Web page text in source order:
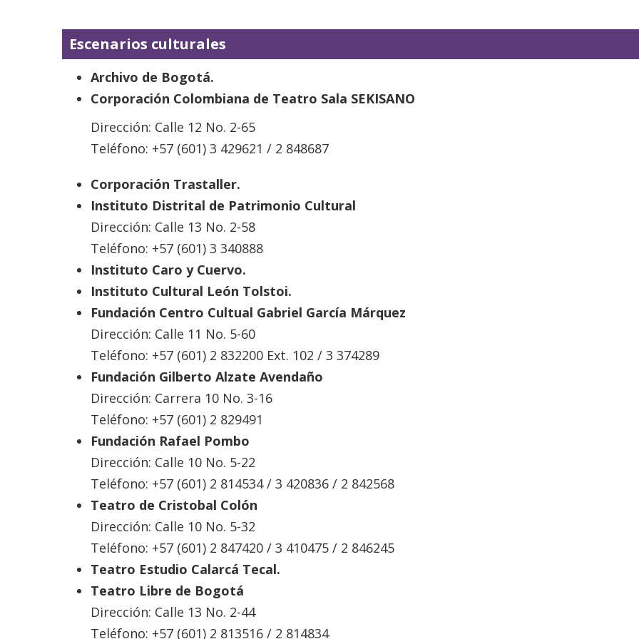
Escenarios culturales
Archivo de Bogotá.
Corporación Colombiana de Teatro Sala SEKISANO
Dirección: Calle 12 No. 2-65
Teléfono: +57 (601) 3 429621 / 2 848687
Corporación Trastaller.
Instituto Distrital de Patrimonio Cultural
Dirección: Calle 13 No. 2-58
Teléfono: +57 (601) 3 340888
Instituto Caro y Cuervo.
Instituto Cultural León Tolstoi.
Fundación Centro Cultual Gabriel García Márquez
Dirección: Calle 11 No. 5-60
Teléfono: +57 (601) 2 832200 Ext. 102 / 3 374289
Fundación Gilberto Alzate Avendaño
Dirección: Carrera 10 No. 3-16
Teléfono: +57 (601) 2 829491
Fundación Rafael Pombo
Dirección: Calle 10 No. 5-22
Teléfono: +57 (601) 2 814534 / 3 420836 / 2 842568
Teatro de Cristobal Colón
Dirección: Calle 10 No. 5-32
Teléfono: +57 (601) 2 847420 / 3 410475 / 2 846245
Teatro Estudio Calarcá Tecal.
Teatro Libre de Bogotá
Dirección: Calle 13 No. 2-44
Teléfono: +57 (601) 2 813516 / 2 814834